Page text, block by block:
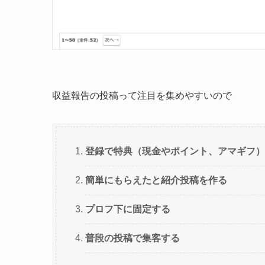
収益報告の投稿って注目を集めやすいので
登録で特典（現金やポイント、アマギフ
簡単にもらえたと紹介投稿を作る
プロフ下に固定する
普段の投稿で集客する